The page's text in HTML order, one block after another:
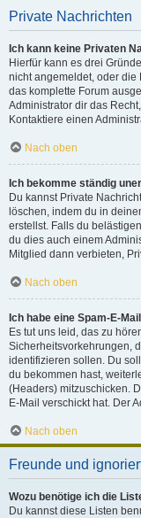
Private Nachrichten
Ich kann keine Privaten
Hierfür kann es drei
nicht angemeldet, oder die
das komplette Forum
Administrator dir das
Kontaktiere einen
Nach oben
Ich bekomme ständig
Du kannst Private
löschen, indem du in
erstellst. Falls du
du dies auch einem
Mitglied dann verbieten,
Nach oben
Ich habe eine Spam-E-
Es tut uns leid, das zu
Sicherheitsvorkehrungen,
identifizieren sollen. Du
du bekommen hast,
(Headers) mitzuschicken.
E-Mail verschickt hat. Der
Nach oben
Freunde und
Wozu benötige ich die
Du kannst diese Listen